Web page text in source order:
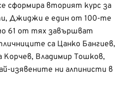
сформира вторият курс за
Джиджи е един от 100-те
61 от тях завършват
са Цанко Бангиев,
Корчев, Владимир Тошков,
изявените ни алпинисти в